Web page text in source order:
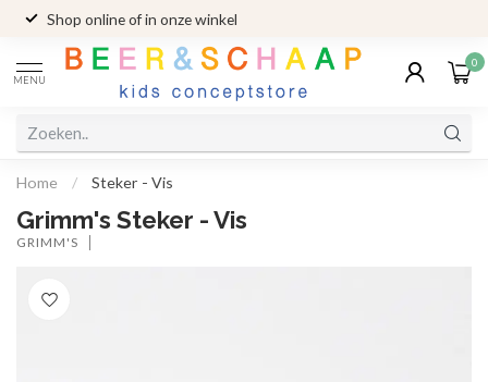
Shop online of in onze winkel
MENU
0
Home / Steker - Vis
Grimm's Steker - Vis
GRIMM'S